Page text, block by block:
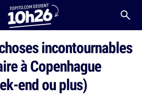
incontournables
à Copenhague
end ou plus)